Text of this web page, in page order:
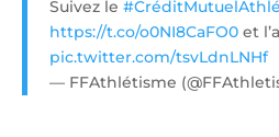
Suivez le
https://t.co/o0NI8CaFO0 et
pic.twitter.com/tsvLdnLNHf
— FFAthlétisme